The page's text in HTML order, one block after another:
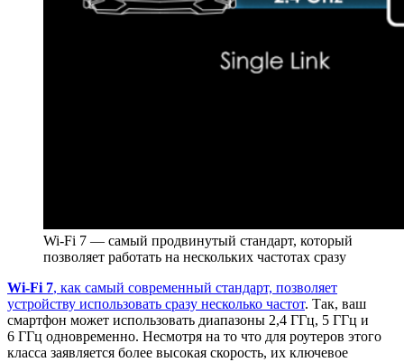
Wi‑Fi 7 — самый продвинутый стандарт, который
позволяет работать на нескольких частотах сразу
Wi‑Fi 7, как самый современный стандарт, позволяет
устройству использовать сразу несколько частот. Так, ваш
смартфон может использовать диапазоны 2,4 ГГц, 5 ГГц и
6 ГГц одновременно. Несмотря на то что для роутеров этого
класса заявляется более высокая скорость, их ключевое